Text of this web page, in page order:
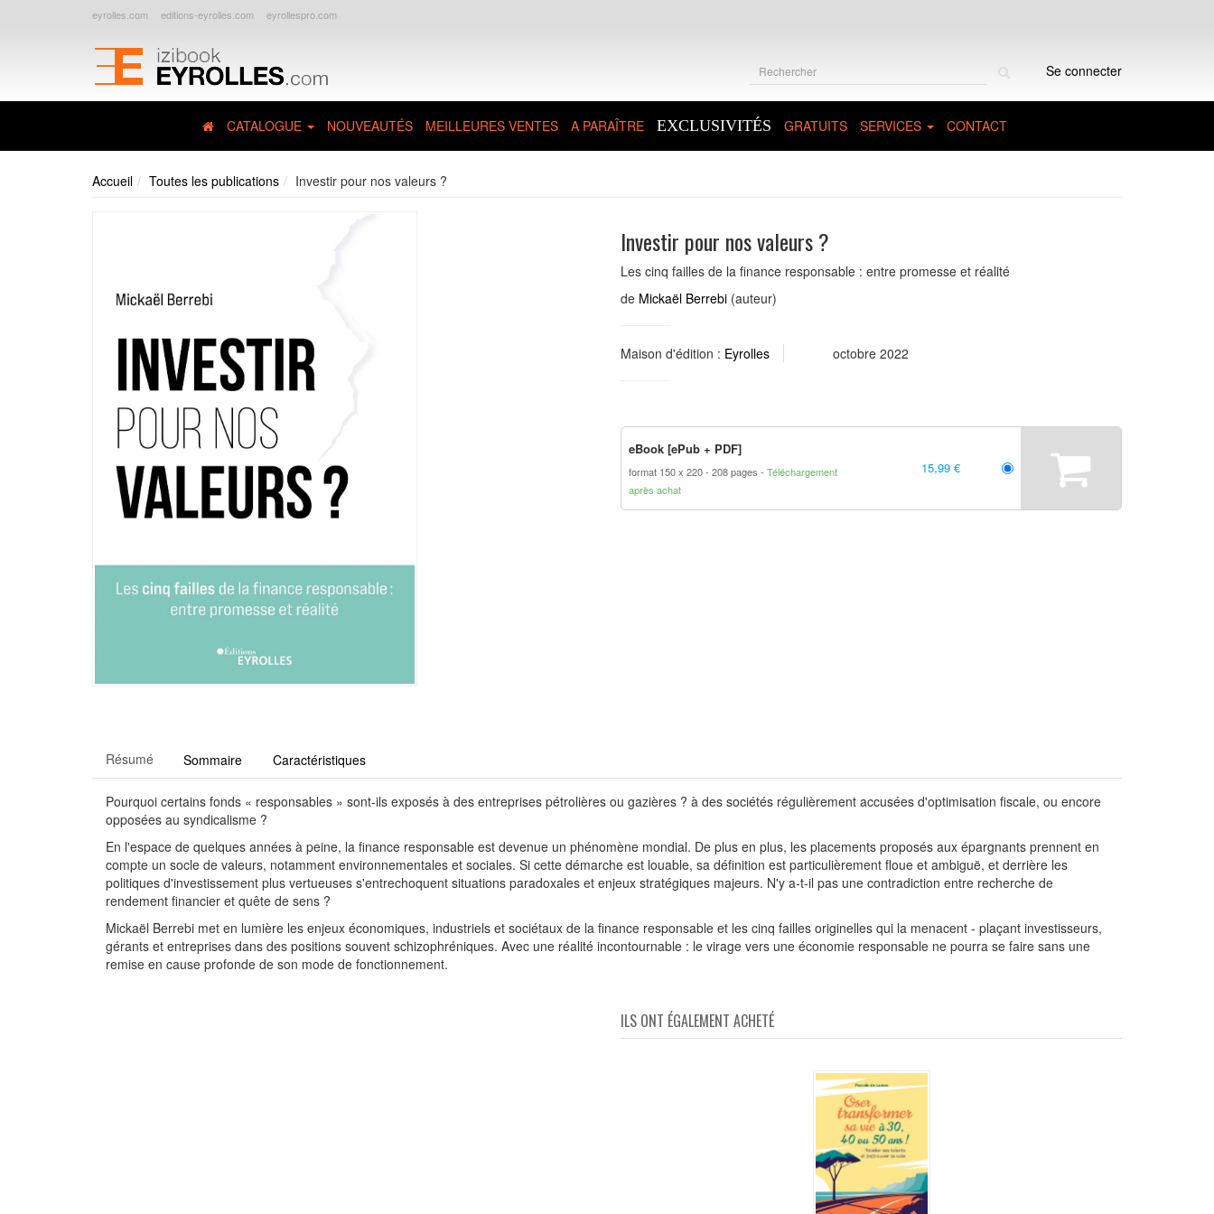
eyrolles.com editions-eyrolles.com eyrollespro.com
Se connecter
CATALOGUE NOUVEAUTÉS MEILLEURES VENTES A PARAÎTRE EXCLUSIVITÉS GRATUITS SERVICES CONTACT
Accueil Toutes les publications Investir pour nos valeurs ?
Investir pour nos valeurs ?
Les cinq failles de la finance responsable : entre promesse et réalité
de Mickaël Berrebi (auteur)
Maison d'édition : Eyrolles octobre 2022
eBook [ePub + PDF]
format 150 x 220 208 pages
Téléchargement
après achat
15,99 €
Résumé Sommaire Caractéristiques
Pourquoi certains fonds « responsables » sont-ils exposés à des entreprises pétrolières ou gazières ? à des sociétés régulièrement accusées d'optimisation fiscale, ou encore
opposées au syndicalisme ?
En l'espace de quelques années à peine, la finance responsable est devenue un phénomène mondial. De plus en plus, les placements proposés aux épargnants prennent en
compte un socle de valeurs, notamment environnementales et sociales. Si cette démarche est louable, sa définition est particulièrement floue et ambiguë, et derrière les
politiques d'investissement plus vertueuses s'entrechoquent situations paradoxales et enjeux stratégiques majeurs. N'y a-t-il pas une contradiction entre recherche de
rendement financier et quête de sens ?
Mickaël Berrebi met en lumière les enjeux économiques, industriels et sociétaux de la finance responsable et les cinq failles originelles qui la menacent - plaçant investisseurs,
gérants et entreprises dans des positions souvent schizophréniques. Avec une réalité incontournable : le virage vers une économie responsable ne pourra se faire sans une
remise en cause profonde de son mode de fonctionnement.
ILS ONT ÉGALEMENT ACHETÉ